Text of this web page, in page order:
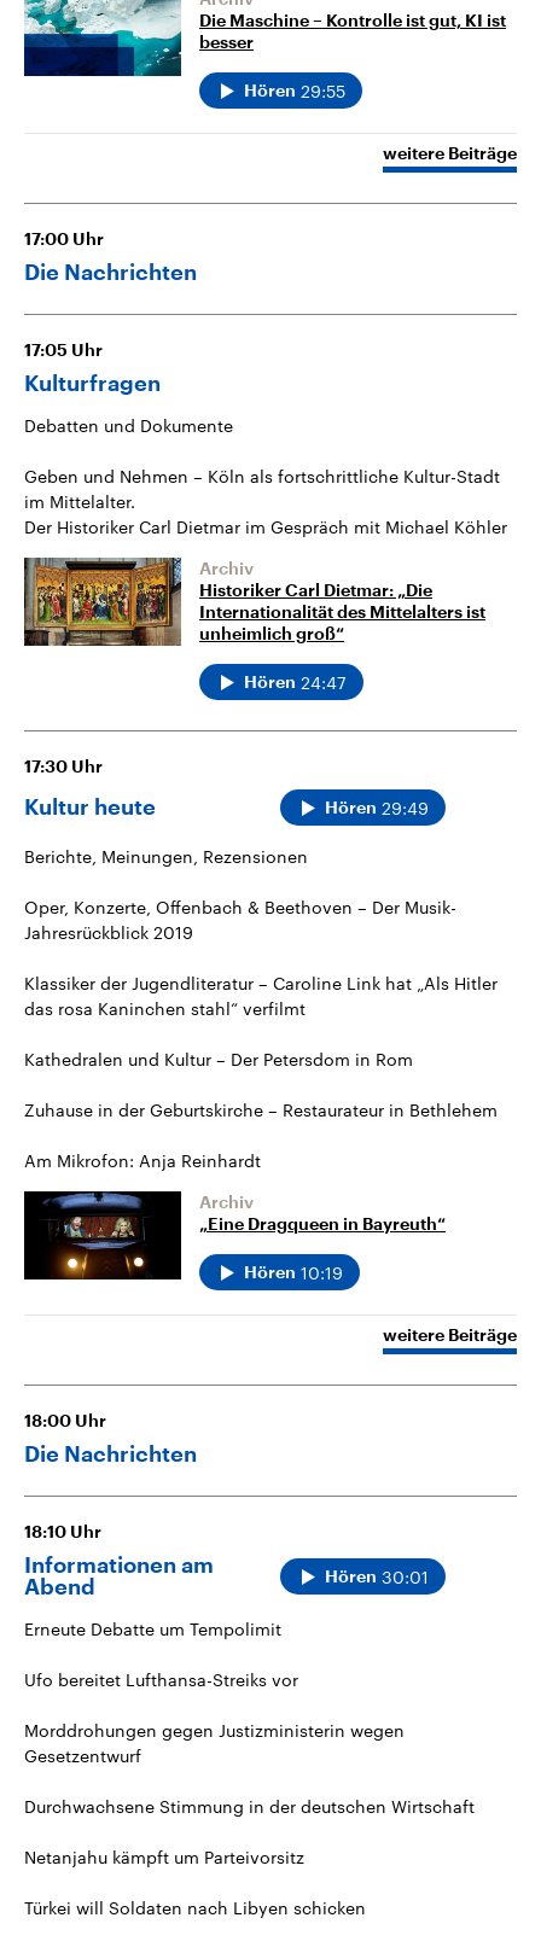
Die Maschine – Kontrolle ist gut, KI ist
besser
Hören 29:55
weitere Beiträge
17:00 Uhr
Die Nachrichten
17:05 Uhr
Kulturfragen
Debatten und Dokumente
Geben und Nehmen – Köln als fortschrittliche Kultur-Stadt
im Mittelalter.
Der Historiker Carl Dietmar im Gespräch mit Michael Köhler
Archiv
Historiker Carl Dietmar: „Die
Internationalität des Mittelalters ist
unheimlich groß“
Hören 24:47
17:30 Uhr
Kultur heute Hören 29:49
Berichte, Meinungen, Rezensionen
Oper, Konzerte, Offenbach & Beethoven – Der Musik-
Jahresrückblick 2019
Klassiker der Jugendliteratur – Caroline Link hat „Als Hitler
das rosa Kaninchen stahl“ verfilmt
Kathedralen und Kultur – Der Petersdom in Rom
Zuhause in der Geburtskirche – Restaurateur in Bethlehem
Am Mikrofon: Anja Reinhardt
Archiv
„Eine Dragqueen in Bayreuth“
Hören 10:19
weitere Beiträge
18:00 Uhr
Die Nachrichten
18:10 Uhr
Informationen am
Abend
Hören 30:01
Erneute Debatte um Tempolimit
Ufo bereitet Lufthansa-Streiks vor
Morddrohungen gegen Justizministerin wegen
Gesetzentwurf
Durchwachsene Stimmung in der deutschen Wirtschaft
Netanjahu kämpft um Parteivorsitz
Türkei will Soldaten nach Libyen schicken